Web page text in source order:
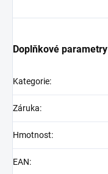
Doplňkové parametry
Kategorie:
Záruka:
Hmotnost:
EAN: